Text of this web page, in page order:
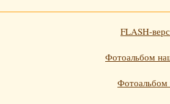
FLASH-
Фотоальбом
Фотоальбом